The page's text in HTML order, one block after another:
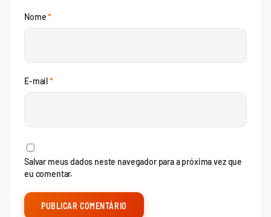
Nome*
E-mail*
Salvar meus dados neste navegador para a próxima vez que
eu comentar.